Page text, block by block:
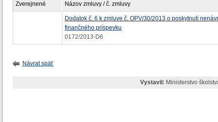
Zverejnené Názov zmluvy / č. zmluvy
Dodatok č. 6 k zmluve č. OPV/30/2013 o poskytnutí
finančného príspevku
0172/2013-D6
Návrat späť
Vystavil: Ministerstvo